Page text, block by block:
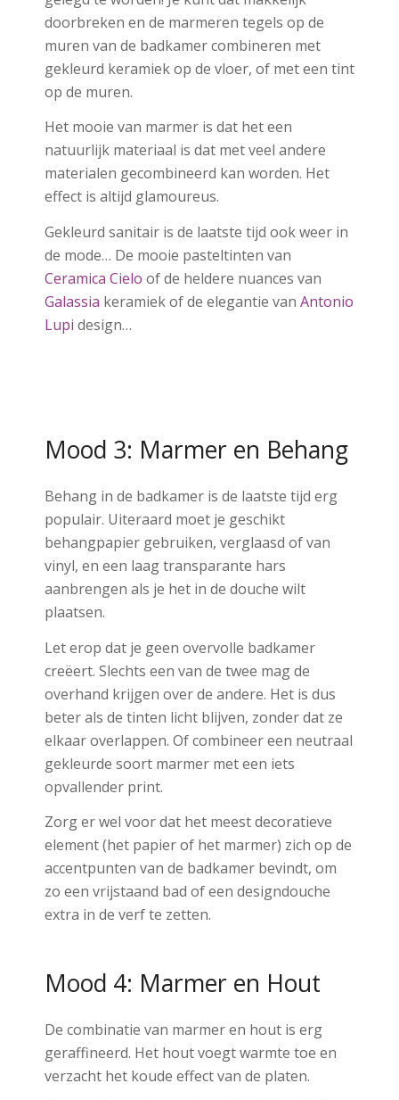
doorbreken en de marmeren tegels op de
muren van de badkamer combineren met
gekleurd keramiek op de vloer, of met een tint
op de muren.
Het mooie van marmer is dat het een
natuurlijk materiaal is dat met veel andere
materialen gecombineerd kan worden. Het
effect is altijd glamoureus.
Gekleurd sanitair is de laatste tijd ook weer in
de mode… De mooie pasteltinten van
Ceramica Cielo of de heldere nuances van
Galassia keramiek of de elegantie van Antonio
Lupi design…
Mood 3: Marmer en Behang
Behang in de badkamer is de laatste tijd erg
populair. Uiteraard moet je geschikt
behangpapier gebruiken, verglaasd of van
vinyl, en een laag transparante hars
aanbrengen als je het in de douche wilt
plaatsen.
Let erop dat je geen overvolle badkamer
creëert. Slechts een van de twee mag de
overhand krijgen over de andere. Het is dus
beter als de tinten licht blijven, zonder dat ze
elkaar overlappen. Of combineer een neutraal
gekleurde soort marmer met een iets
opvallender print.
Zorg er wel voor dat het meest decoratieve
element (het papier of het marmer) zich op de
accentpunten van de badkamer bevindt, om
zo een vrijstaand bad of een designdouche
extra in de verf te zetten.
Mood 4: Marmer en Hout
De combinatie van marmer en hout is erg
geraffineerd. Het hout voegt warmte toe en
verzacht het koude effect van de platen.